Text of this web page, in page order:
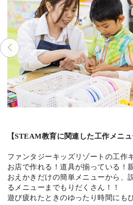
【STEAM教育に関連した工作メニュ
ファンタジーキッズリゾートの工作
お店で作れる！道具が揃っている！
おえかきだけの簡単メニューから、
るメニューまでもりだくさん！！
遊び疲れたときのゆったり時間にも